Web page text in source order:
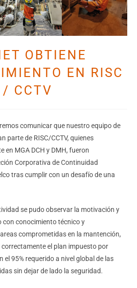
OBTIENE
EN RISC
/ CCTV
comunicar que nuestro equipo de
parte de RISC/CCTV, quienes
en MGA DCH y DMH, fueron
Corporativa de Continuidad
tras cumplir con un desafío de una
se pudo observar la motivación y
conocimiento técnico y
comprometidas en la mantención,
el plan impuesto por
el 95% requerido a nivel global de las
sin dejar de lado la seguridad.